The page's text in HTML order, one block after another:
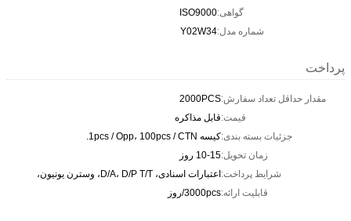
گواهی:ISO9000
شماره مدل:Y02W34
پرداخت
مقدار حداقل تعداد سفارش:2000PCS
قیمت:قابل مذاکره
جزئیات بسته بندی:کیسه 1pcs / Opp، 100pcs / CTN.
زمان تحویل:10-15 روز
شرایط پرداخت:اعتبارات اسنادی، D/A، D/P T/T، وسترن یونیون،
قابلیت ارائه:3000pcs/روز